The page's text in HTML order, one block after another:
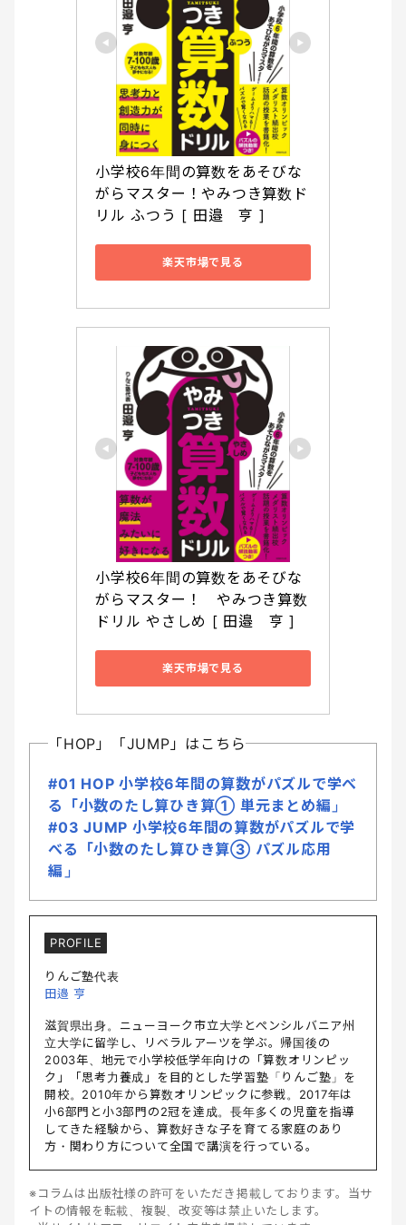
小学校6年間の算数をあそびな
がらマスター！やみつき算数ド
リル ふつう [ 田邉　亨 ]
楽天市場で見る
小学校6年間の算数をあそびな
がらマスター！　やみつき算数
ドリル やさしめ [ 田邉　亨 ]
楽天市場で見る
「HOP」「JUMP」はこちら
#01 HOP 小学校6年間の算数がパズルで学べ
る「小数のたし算ひき算① 単元まとめ編」
#03 JUMP 小学校6年間の算数がパズルで学
べる「小数のたし算ひき算③ パズル応用
編」
PROFILE
りんご塾代表
田邉 亨
滋賀県出身。ニューヨーク市立大学とぺンシルバニア州
立大学に留学し、リベラルアーツを学ぶ。帰国後の
2003年、地元で小学校低学年向けの「算数オリンピッ
ク」「思考力養成」を目的とした学習塾「りんご塾」を
開校。2010年から算数オリンピックに参戦。2017年は
小6部門と小3部門の2冠を達成。長年多くの児童を指導
してきた経験から、算数好きな子を育てる家庭のあり
方・関わり方について全国で講演を行っている。
※コラムは出版社様の許可をいただき掲載しております。当サ
イトの情報を転載、複製、改変等は禁止いたします。